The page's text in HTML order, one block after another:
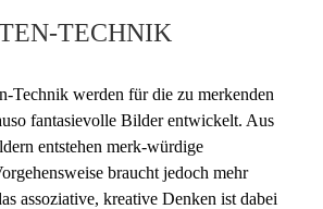
TECHNIK
Technik werden für die zu merkenden
fantasievolle Bilder entwickelt. Aus
entstehen merk-würdige
braucht jedoch mehr
assoziative, kreative Denken ist dabei